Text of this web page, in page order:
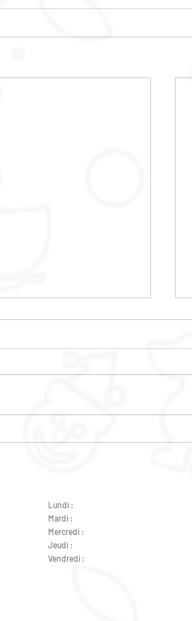
Lundi :
Mardi :
Mercredi :
Jeudi :
Vendredi :